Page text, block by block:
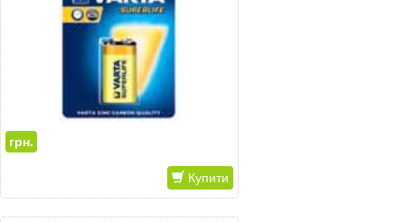
грн.
Купити